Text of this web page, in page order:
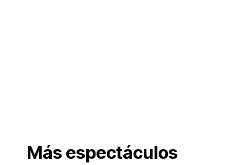
Más espectáculos